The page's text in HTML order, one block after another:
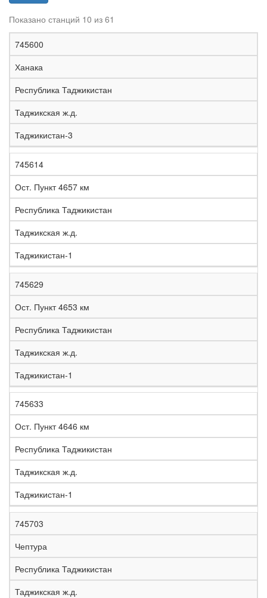
Показано станций 10 из 61
К
о
д
Н
а
з
в
а
н
и
е
С
т
а
н
а
е
е
з
н
а
я
д
о
о
г
а
е
и
о
н
745600
Ханака
Республика Таджикистан
Таджикская ж.д.
Таджикистан-3
745614
Ост. Пункт 4657 км
Республика Таджикистан
Таджикская ж.д.
Таджикистан-1
745629
Ост. Пункт 4653 км
Республика Таджикистан
Таджикская ж.д.
Таджикистан-1
745633
Ост. Пункт 4646 км
Республика Таджикистан
Таджикская ж.д.
Таджикистан-1
745703
Чептура
Республика Таджикистан
Таджикская ж.д.